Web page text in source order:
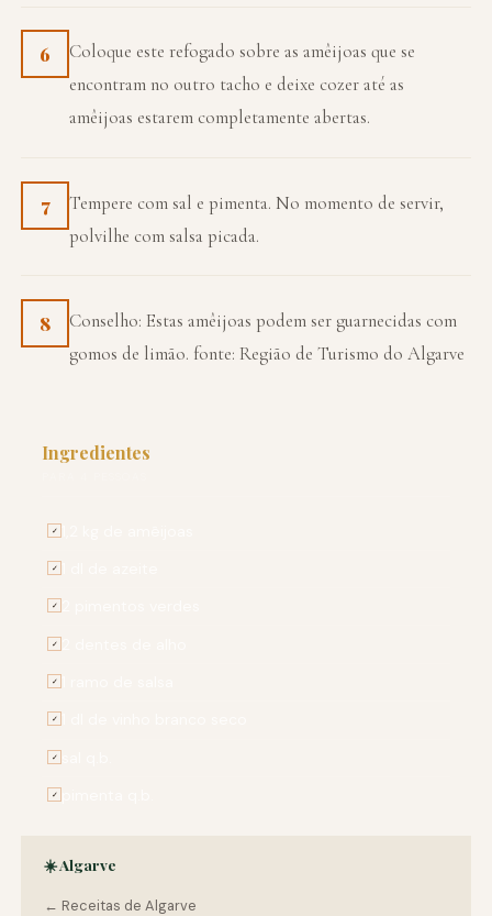
6
Coloque este refogado sobre as amêijoas que se
encontram no outro tacho e deixe cozer até as
amêijoas estarem completamente abertas.
7
Tempere com sal e pimenta. No momento de servir,
polvilhe com salsa picada.
8
Conselho: Estas amêijoas podem ser guarnecidas com
gomos de limão. fonte: Região de Turismo do Algarve
Ingredientes
✓
✓
✓
✓
✓
✓
✓
✓
☀️ Algarve
← Receitas de Algarve